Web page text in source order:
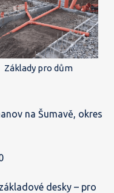
Základy pro dům
na Šumavě, okres
desky – pro